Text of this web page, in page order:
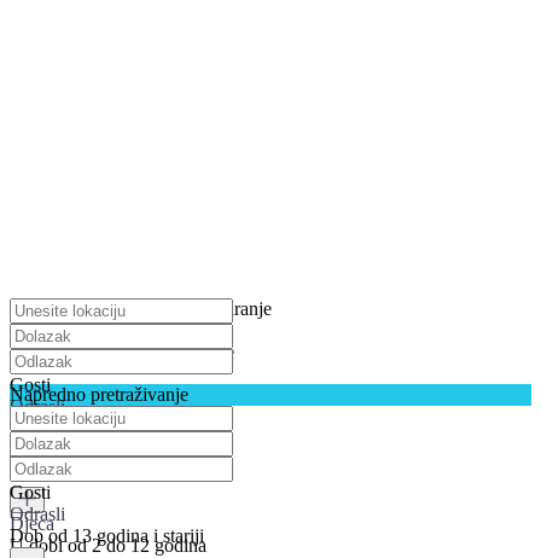
pritisnite za uključivanje skaliranje
Preuzimanje karata
Nismo našli nikakve rezultate
Gosti
Odrasli
Dob od 13 godina i stariji
0
Djeca
U dobi od 2 do 12 godina
Napredno pretraživanje
Gosti
Odrasli
Dob od 13 godina i stariji